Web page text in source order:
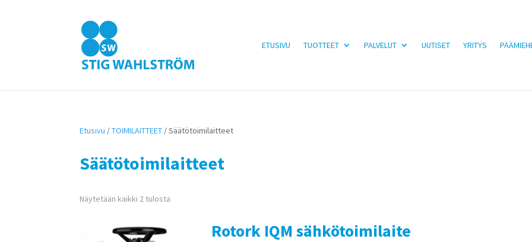
ETUSIVU TUOTTEET PALVELUT UUTISET YRITYS
Etusivu /TOIMILAITTEET / Säätötoimilaitteet
Säätötoimilaitteet
Näytetään kaikki 2 tulosta
Rotork IQM sähkötoimilaite